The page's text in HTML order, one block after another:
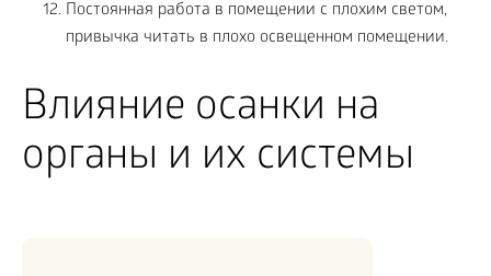
Постоянная работа в помещении с плохим светом,
привычка читать в плохо освещенном помещении.
Влияние осанки на
органы и их системы